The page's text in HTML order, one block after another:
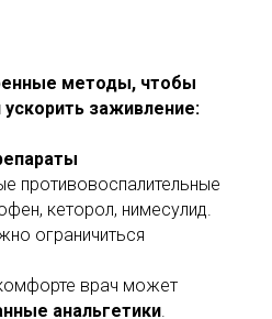
методы, чтобы
заживление:
противовоспалительные
кеторол, нимесулид.
ограничиться
врач может
анальгетики